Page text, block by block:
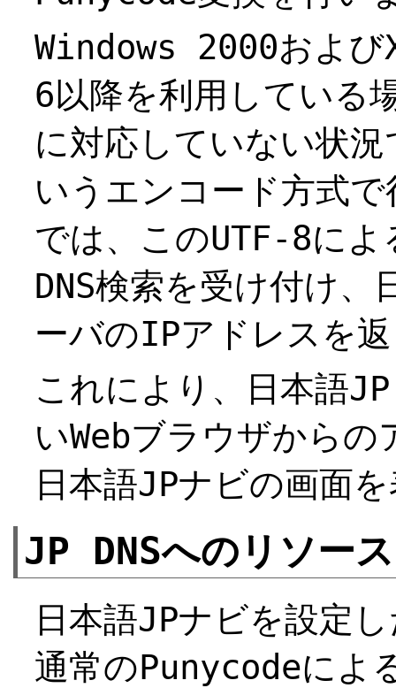
Windows 2000およ
6以降を利用している
に対応していない状
いうエンコード方式
では、このUTF-8に
DNS検索を受け付け、
ーバのIPアドレスを
これにより、日本語
いWebブラウザから
日本語JPナビの画面
JP DNSへのリソー
日本語JPナビを設定
通常のPunycodeによ